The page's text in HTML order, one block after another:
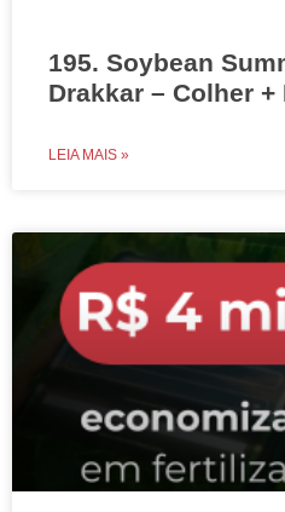
195. Soybean
Drakkar – Colher
LEIA MAIS »